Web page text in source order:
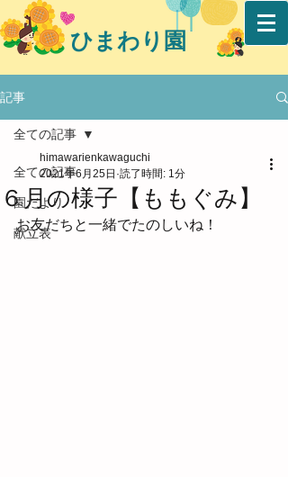
ひまわり園
記事
全ての記事
園だより
献立表
全ての記事
６月の様子【ももぐみ】
himawarienkawaguchi
2021年6月25日 読了時間: 1分
お友だちと一緒でたのしいね！